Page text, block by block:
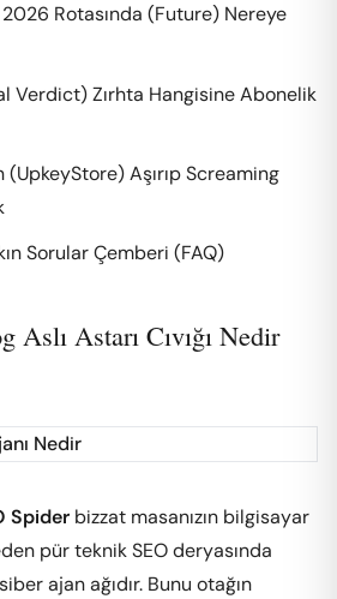
Rotasında (Future) Nereye
Verdict) Zırhta Hangisine Abonelik
Aşırıp Screaming
Sorular Çemberi (FAQ)
Aslı Astarı Cıvığı Nedir
Spider bizzat masanızın bilgisayar
pür teknik SEO deryasında
ajan ağıdır. Bunu otağın